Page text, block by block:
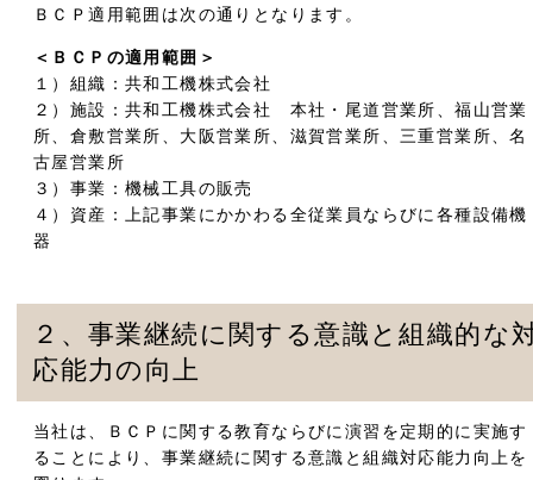
ＢＣＰ適用範囲は次の通りとなります。
＜ＢＣＰの適用範囲＞
１）組織：共和工機株式会社
２）施設：共和工機株式会社 本社・尾道営業所、福山営業
所、倉敷営業所、大阪営業所、滋賀営業所、三重営業所、名
古屋営業所
３）事業：機械工具の販売
４）資産：上記事業にかかわる全従業員ならびに各種設備機
器
２、事業継続に関する意識と組織的な
応能力の向上
当社は、ＢＣＰに関する教育ならびに演習を定期的に実施す
ることにより、事業継続に関する意識と組織対応能力向上を